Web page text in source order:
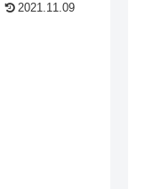
2021.11.09